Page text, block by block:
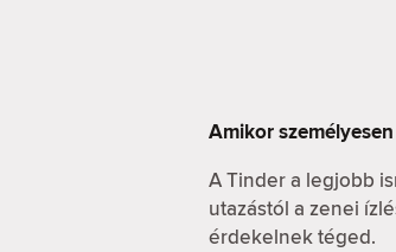
Amikor
A Tinder a legjobb
utazástól a zenei
érdekelnek téged.